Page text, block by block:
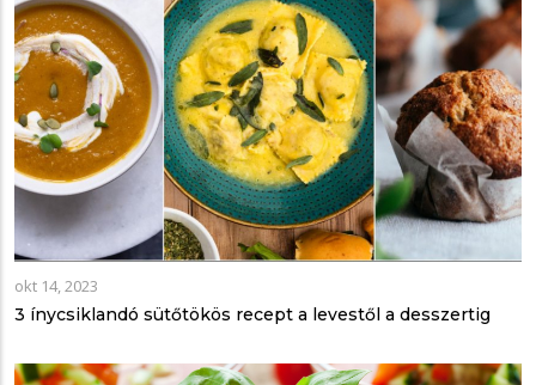
okt 14, 2023
3 ínycsiklandó sütőtökös recept a levestől a desszertig